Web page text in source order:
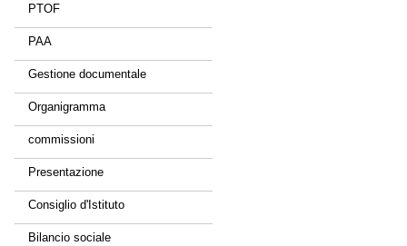
PTOF
PAA
Gestione documentale
Organigramma
commissioni
Presentazione
Consiglio d'Istituto
Bilancio sociale